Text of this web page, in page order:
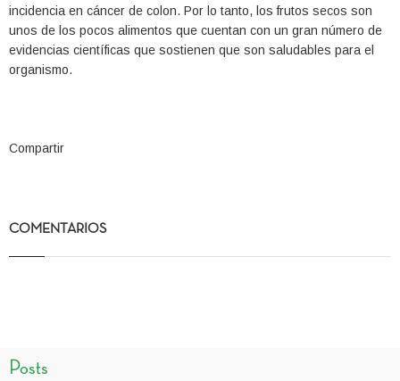
incidencia en cáncer de colon. Por lo tanto, los frutos secos son
unos de los pocos alimentos que cuentan con un gran número de
evidencias científicas que sostienen que son saludables para el
organismo.
Compartir
COMENTARIOS
Posts